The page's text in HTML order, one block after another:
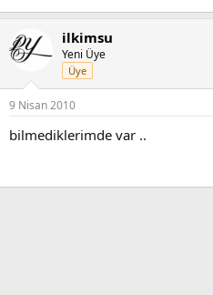
ilkimsu
Yeni Üye
Üye
9 Nisan 2010
bilmediklerimde var ..